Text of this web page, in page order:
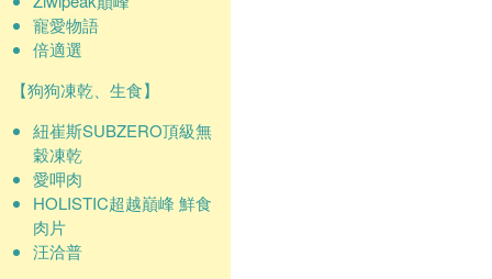
寵愛物語
倍適選
【狗狗凍乾、生食】
紐崔斯SUBZERO頂級無
穀凍乾
愛呷肉
HOLISTIC超越巔峰 鮮食
肉片
汪洽普